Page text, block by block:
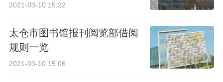
2021-03-10 15:22
太仓市图书馆报刊阅览部借阅
规则一览
2021-03-10 15:06